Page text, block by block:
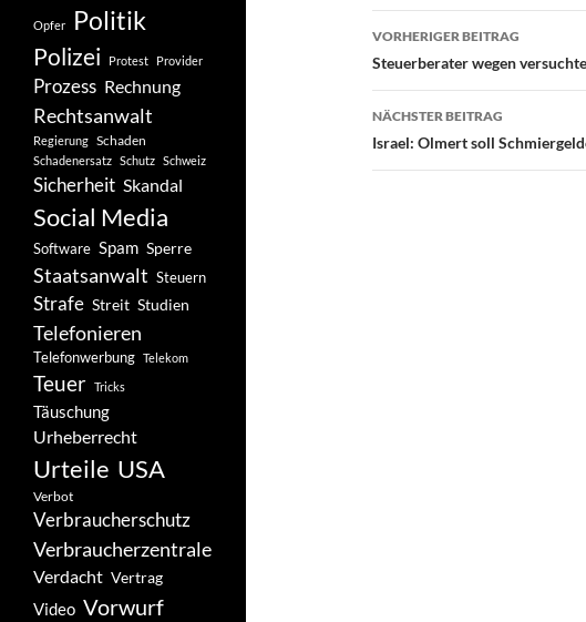
VORHERIGER BEITRAG
Steuerberater wegen
NÄCHSTER BEITRAG
Israel: Olmert soll
Opfer Politik
Polizei Protest Provider
Prozess Rechnung
Rechtsanwalt
Regierung Schaden
Schadenersatz Schutz Schweiz
Sicherheit Skandal
Social Media
Software Spam Sperre
Staatsanwalt Steuern
Strafe Streit Studien
Telefonieren
Telefonwerbung Telekom
Teuer Tricks
Täuschung
Urheberrecht
Urteile USA
Verbot
Verbraucherschutz
Verbraucherzentrale
Verdacht Vertrag
Video Vorwurf